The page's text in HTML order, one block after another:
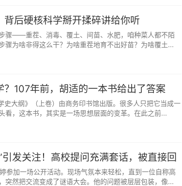
底算不算“省城的对立面”？在书中，读者其实可
、郭嵩焘亲自登门相邀这些事例，也可以从另一
个“虚位以待”的他者，而不是真正意义上的体制
背后硬核科学掰开揉碎讲给你听
骤——重茬、消毒、覆土、间苗、水肥，咱种菜人都不陌
骤为啥非得这么干？为啥重茬地育不出好苗？为啥覆土...
？107年前，胡适的一本书给出了答案
史大纲》（上卷）由商务印书馆出版。很多人只把它当成一
看，这本书，其实是一场思想层面的变革。在此之前...
发关注！高校提问充满套话，被直接回
参加一场公开活动。现场气氛本来轻松，直到一位自称高
突然把交流变成了谜语大会。他的问题被层层包装，像...